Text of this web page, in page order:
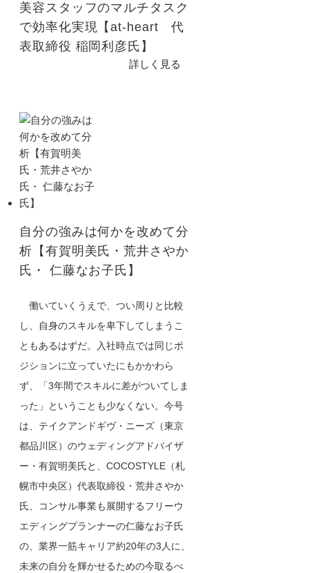
美容スタッフのマルチタスク
で効率化実現【at-heart 代
表取締役 稲岡利彦氏】
詳しく見る
自分の強みは何かを改めて分
析【有賀明美氏・荒井さやか
氏・ 仁藤なお子氏】
働いていくうえで、つい周りと比較
し、自身のスキルを卑下してしまうこ
ともあるはずだ。入社時点では同じポ
ジションに立っていたにもかかわら
ず、「3年間でスキルに差がついてしま
った」ということも少なくない。今号
は、テイクアンドギヴ・ニーズ（東京
都品川区）のウェディングアドバイザ
ー・有賀明美氏と、COCOSTYLE（札
幌市中央区）代表取締役・荒井さやか
氏、コンサル事業も展開するフリーウ
エディングプランナーの仁藤なお子氏
の、業界一筋キャリア約20年の3人に、
未来の自分を輝かせるための今取るべ